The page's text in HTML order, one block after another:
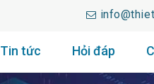
Tin tức Hỏi đáp